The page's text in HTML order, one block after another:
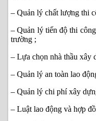
– Quản lý chất lượng thi
– Quản lý tiến độ thi
trường ;
– Lựa chọn nhà thầu xây
– Quản lý an toàn lao
– Quản lý chi phí xây
– Luật lao động và hợp